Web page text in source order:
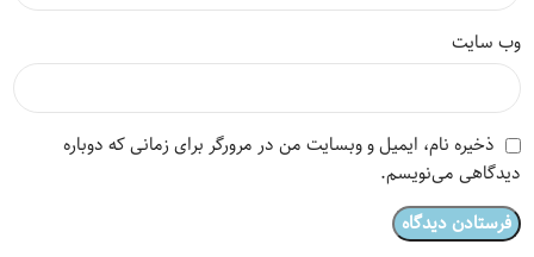
وب‌ سایت
ذخیره نام، ایمیل و وبسایت من در مرورگر برای زمانی که دوباره
دیدگاهی می‌نویسم.